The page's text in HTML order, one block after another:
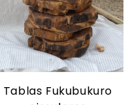
Tablas Fukubukuro